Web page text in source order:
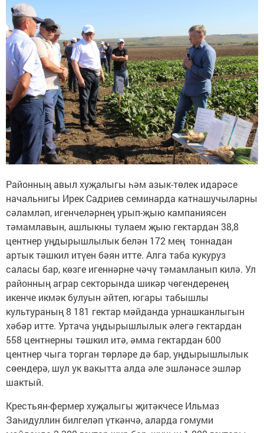
Районның авыл ху­җа­лыгы һәм азык-төлек идарәсе
начальнигы Ирек Садриев семинарда катнашучыларны
сәламләп, игенчеләрнең урып-җыю кампаниясен
тәмамлавын, ашлыкны тулаем җыю гектардан 38,8
центнер уңдырышлылык белән 172 мең тоннадан
артык тәшкил итүен бәян итте. Алга таба кукуруз
саласы бар, көзге игеннәрне чәчү тәмамланып килә. Ул
районның аграр секторында шикәр чөгендеренең
икенче икмәк булуын әйтеп, югары табышлы
культураның 8 181 гектар мәйданда урнашканлыгын
хәбәр итте. Уртача уңдырышлылык әлегә гектардан
558 центнерны тәшкил итә, әмма гектардан 600
центнер чыга торган төрләре дә бар, уңдырышлылык
сөендерә, шул ук вакытта алда әле эшләнәсе эшләр
шактый.
Крестьян-фермер хуҗа­лыгы җитәкчесе Ильмаз
Заһидуллин билгеләп үткәнчә, аларда гомуми